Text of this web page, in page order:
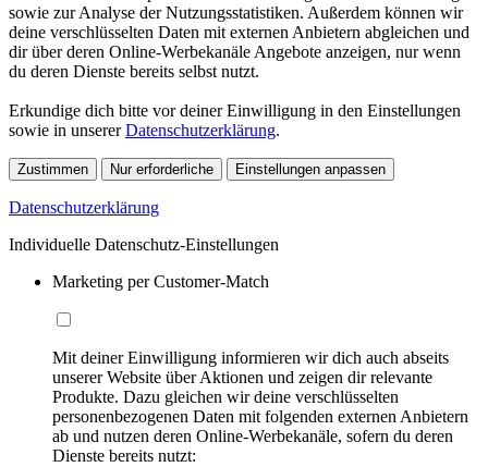
sowie zur Analyse der Nutzungsstatistiken. Außerdem können wir
deine verschlüsselten Daten mit externen Anbietern abgleichen und
dir über deren Online-Werbekanäle Angebote anzeigen, nur wenn
du deren Dienste bereits selbst nutzt.
Erkundige dich bitte vor deiner Einwilligung in den Einstellungen
sowie in unsererDatenschutzerklärung.
Zustimmen Nur erforderliche Einstellungen anpassen
Datenschutzerklärung
Individuelle Datenschutz-Einstellungen
Marketing per Customer-Match
Mit deiner Einwilligung informieren wir dich auch abseits
unserer Website über Aktionen und zeigen dir relevante
Produkte. Dazu gleichen wir deine verschlüsselten
personenbezogenen Daten mit folgenden externen Anbietern
ab und nutzen deren Online-Werbekanäle, sofern du deren
Dienste bereits nutzt: